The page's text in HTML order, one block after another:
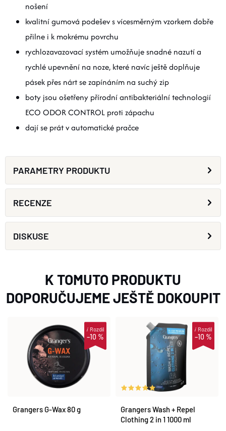
nošení
kvalitní gumová podešev s vícesměrným vzorkem dobře
přilne i k mokrému povrchu
rychlozavazovací systém umožňuje snadné nazutí a
rychlé upevnění na noze, které navíc ještě doplňuje
pásek přes nárt se zapínáním na suchý zip
boty jsou ošetřeny přírodní antibakteriální technologií
ECO ODOR CONTROL proti zápachu
dají se prát v automatické pračce
PARAMETRY PRODUKTU
RECENZE
DISKUSE
K TOMUTO PRODUKTU
DOPORUČUJEME JEŠTĚ DOKOUPIT
–10 %
iRozdíl
Grangers G-Wax 80 g
–10 %
iRozdíl
Grangers Wash + Repel
Clothing 2 in 1 1000 ml